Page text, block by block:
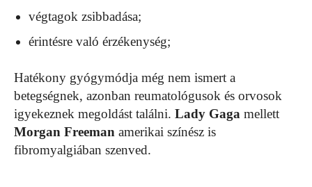
végtagok zsibbadása;
érintésre való érzékenység;
Hatékony gyógymódja még nem ismert a
betegségnek, azonban reumatológusok és orvosok
igyekeznek megoldást találni. Lady Gaga mellett
Morgan Freeman amerikai színész is
fibromyalgiában szenved.